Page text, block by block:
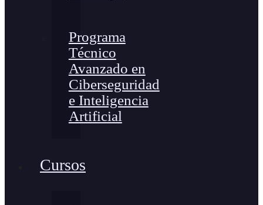
Programa
Técnico
Avanzado en
Ciberseguridad
e Inteligencia
Artificial
Cursos